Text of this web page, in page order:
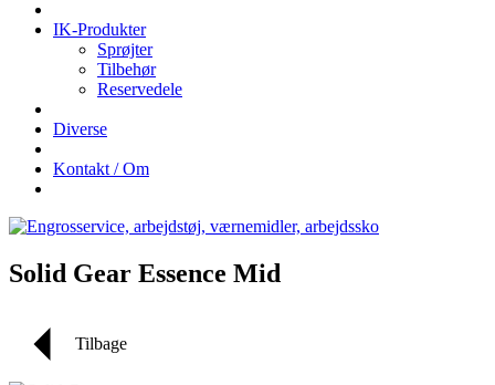
IK-Produkter
Sprøjter
Tilbehør
Reservedele
Diverse
Kontakt / Om
Solid Gear Essence Mid
Tilbage